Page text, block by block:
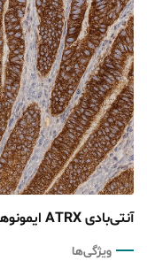
آنتی‌بادی ATRX ایمونوهیستوشیمی (ATRX, IHC)
ویژگی‌ها